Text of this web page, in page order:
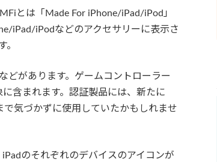
とは「Made For iPhone/iPad/iPod」
iPad/iPodなどのアクセサリーに表示さ
。
どがあります。ゲームコントローラー
含まれます。認証製品には、新たに
気づかずに使用していたかもしれませ
のそれぞれのデバイスのアイコンが